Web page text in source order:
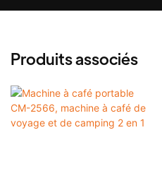
Produits associés